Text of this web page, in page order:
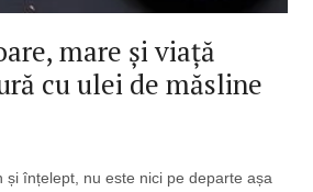
mare și viață
cu ulei de măsline
și înțelept, nu este nici pe departe așa